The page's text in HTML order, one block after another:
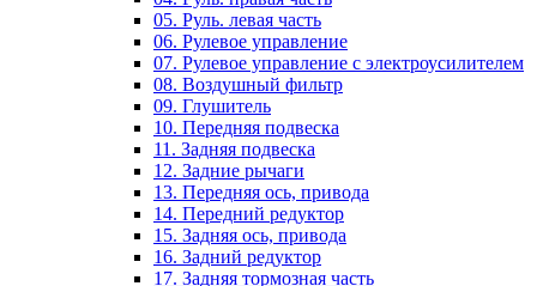
05. Руль. левая часть
06. Рулевое управление
07. Рулевое управление с электроусилителем
08. Воздушный фильтр
09. Глушитель
10. Передняя подвеска
11. Задняя подвеска
12. Задние рычаги
13. Передняя ось, привода
14. Передний редуктор
15. Задняя ось, привода
16. Задний редуктор
17. Задняя тормозная часть